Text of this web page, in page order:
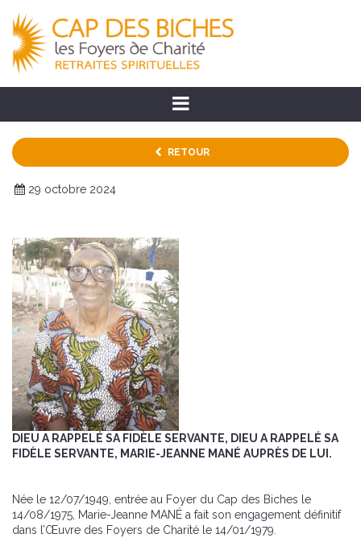
RETOUR
29 octobre 2024
DIEU A RAPPELÉ SA FIDÈLE SERVANTE, DIEU A RAPPELÉ SA
FIDÈLE SERVANTE, MARIE-JEANNE MANÉ AUPRÈS DE LUI.
Née le 12/07/1949, entrée au Foyer du Cap des Biches le
14/08/1975, Marie-Jeanne MANÉ a fait son engagement définitif
dans l’Œuvre des Foyers de Charité le 14/01/1979.